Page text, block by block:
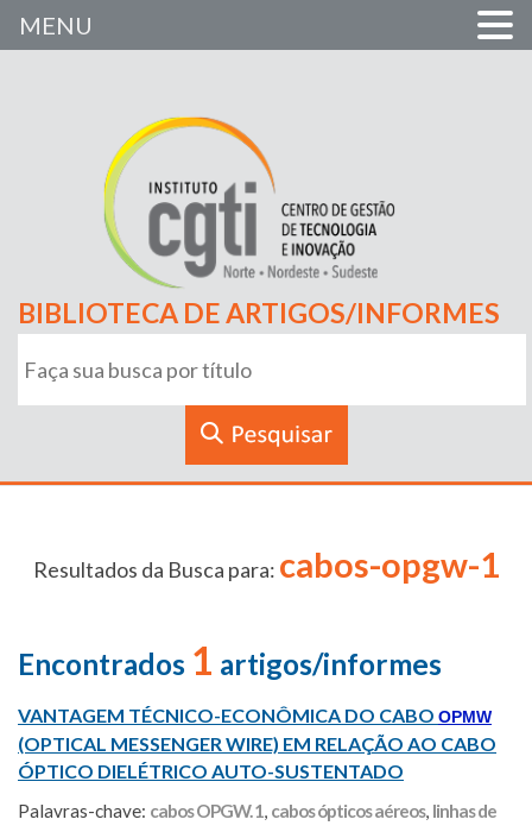
BIBLIOTECA DE ARTIGOS/INFORMES
Resultados da Busca para: cabos-opgw-1
Encontrados 1 artigos/informes
VANTAGEM TÉCNICO-ECONÔMICA DO CABO OPMW
(OPTICAL MESSENGER WIRE) EM RELAÇÃO AO CABO
ÓPTICO DIELÉTRICO AUTO-SUSTENTADO
Palavras-chave: cabos OPGW. 1, cabos ópticos aéreos, linhas de
MENU